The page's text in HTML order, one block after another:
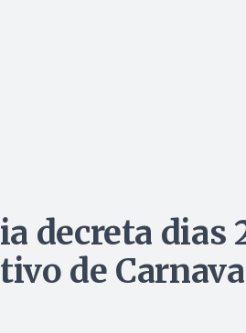
decreta dias
de